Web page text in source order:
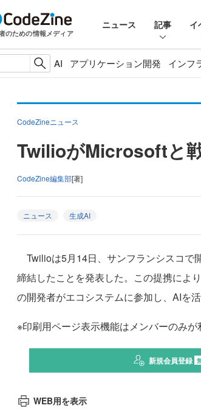
のための情報メディア
ニュース 記事 イ
AI アプリケーション開発 インフ
CodeZineニュース
TwilioがMicrosoftと
CodeZine編集部[著]
ニュース 生成AI
Twilioは5月14日、サンフランシスコで
締結したことを発表した。この提携によ
の開発者がエコシステムに参加し、AIを
※印刷用ページ表示機能はメンバーのみが
新規会員登録
WEB用を表示